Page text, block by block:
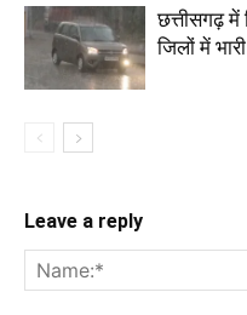
छत्तीसगढ़
जिलों में
Leave a reply